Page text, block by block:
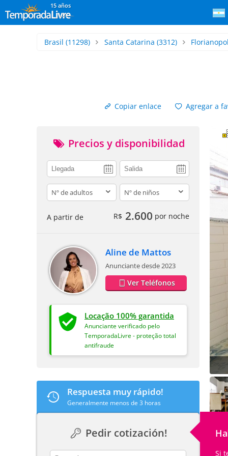
15 años
Brasil (11298) Santa Catarina (3312)
Copiar enlace
Agregar a
Precios y disponibilidad
adults children
A partir de R$ 2.600 por noche
Aline de Mattos
Anunciante desde 2023
Ver Teléfonos
Locação 100% garantida
Anunciante verificado pelo
TemporadaLivre - proteção total
antifraude
Respuesta muy rápido!
Generalmente menos de 3 horas
Pedir cotización!
Si